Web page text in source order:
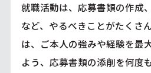
就職活動は、応募書類の作成
など、やるべきことがたくさ
は、ご本人の強みや経験を最
よう、応募書類の添削を何度